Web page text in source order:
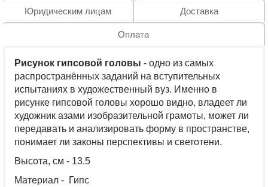
Юридическим лицам Доставка
Оплата
Рисунок гипсовой головы - одно из самых
распространённых заданий на вступительных
испытаниях в художественный вуз. Именно в
рисунке гипсовой головы хорошо видно, владеет ли
художник азами изобразительной грамоты, может ли
передавать и анализировать форму в пространстве,
понимает ли законы перспективы и светотени.
Высота, см - 13.5
Материал - Гипс